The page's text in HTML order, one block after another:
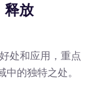
释放
处和应用，重点
中的独特之处。